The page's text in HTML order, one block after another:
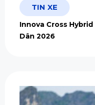
TIN XE
Innova Cross
Dân 2026